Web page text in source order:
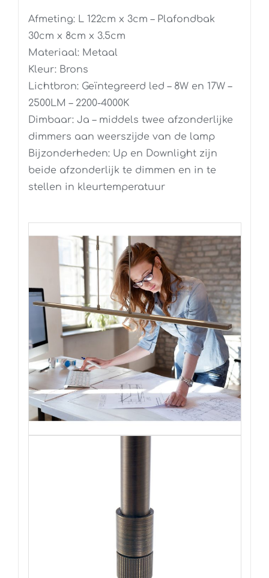
Afmeting: L 122cm x 3cm – Plafondbak
30cm x 8cm x 3.5cm
Materiaal: Metaal
Kleur: Brons
Lichtbron: Geïntegreerd led – 8W en 17W –
2500LM – 2200-4000K
Dimbaar: Ja – middels twee afzonderlijke
dimmers aan weerszijde van de lamp
Bijzonderheden: Up en Downlight zijn
beide afzonderlijk te dimmen en in te
stellen in kleurtemperatuur